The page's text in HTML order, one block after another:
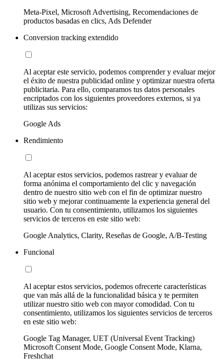
Meta-Pixel, Microsoft Advertising, Recomendaciones de
productos basadas en clics, Ads Defender
Conversion tracking extendido
Al aceptar este servicio, podemos comprender y evaluar mejor
el éxito de nuestra publicidad online y optimizar nuestra oferta
publicitaria. Para ello, comparamos tus datos personales
encriptados con los siguientes proveedores externos, si ya
utilizas sus servicios:
Google Ads
Rendimiento
Al aceptar estos servicios, podemos rastrear y evaluar de
forma anónima el comportamiento del clic y navegación
dentro de nuestro sitio web con el fin de optimizar nuestro
sitio web y mejorar continuamente la experiencia general del
usuario. Con tu consentimiento, utilizamos los siguientes
servicios de terceros en este sitio web:
Google Analytics, Clarity, Reseñas de Google, A/B-Testing
Funcional
Al aceptar estos servicios, podemos ofrecerte características
que van más allá de la funcionalidad básica y te permiten
utilizar nuestro sitio web con mayor comodidad. Con tu
consentimiento, utilizamos los siguientes servicios de terceros
en este sitio web:
Google Tag Manager, UET (Universal Event Tracking)
Microsoft Consent Mode, Google Consent Mode, Klarna,
Freshchat